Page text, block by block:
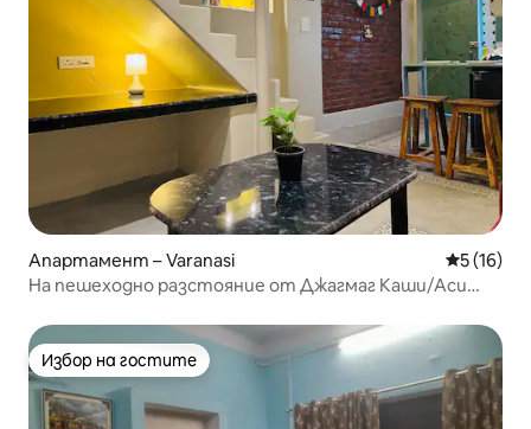
Апартамент – Varanasi Средна
5 (16)
На пешеходно разстояние от Джагмаг Каши/Аси
Избор на гостите
Избор на гостите